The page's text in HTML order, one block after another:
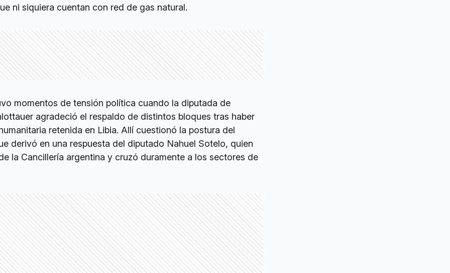
ni siquiera cuentan con red de gas natural.
momentos de tensión política cuando la diputada de
agradeció el respaldo de distintos bloques tras haber
retenida en Libia. Allí cuestionó la postura del
derivó en una respuesta del diputado Nahuel Sotelo, quien
la Cancillería argentina y cruzó duramente a los sectores de